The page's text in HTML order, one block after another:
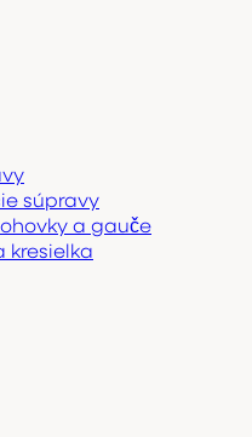
súpravy
a gauče
kresielka